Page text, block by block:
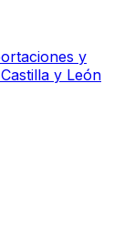
y
y León